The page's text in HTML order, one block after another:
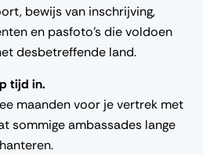
bewijs van inschrijving,
en pasfoto’s die voldoen
desbetreffende land.
tijd in.
maanden voor je vertrek met
sommige ambassades lange